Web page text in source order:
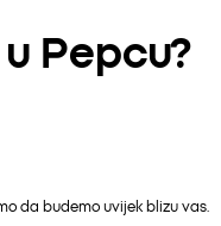
Pepcu?
da budemo uvijek blizu vas.